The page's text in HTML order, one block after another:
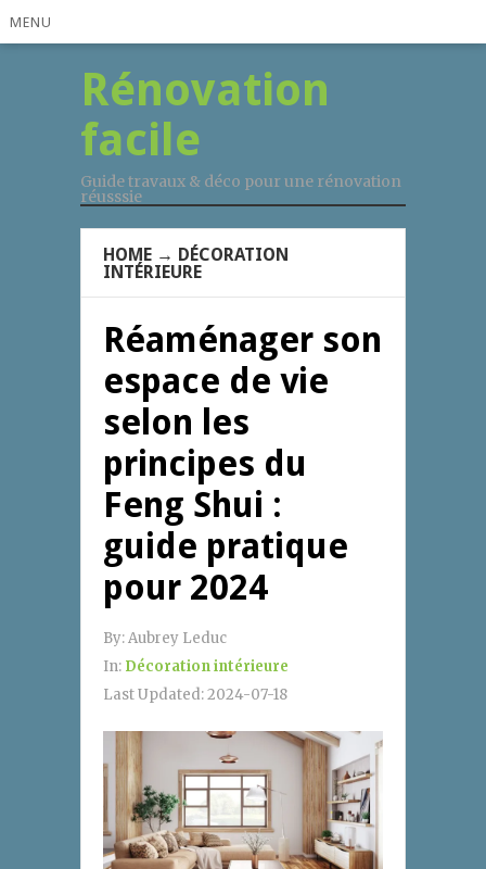
MENU
Rénovation
facile
Guide travaux & déco pour une rénovation
réusssie
HOME → DÉCORATION
INTÉRIEURE
Réaménager son
espace de vie
selon les
principes du
Feng Shui :
guide pratique
pour 2024
By:Aubrey Leduc
In: Décoration intérieure
Last Updated:2024-07-18